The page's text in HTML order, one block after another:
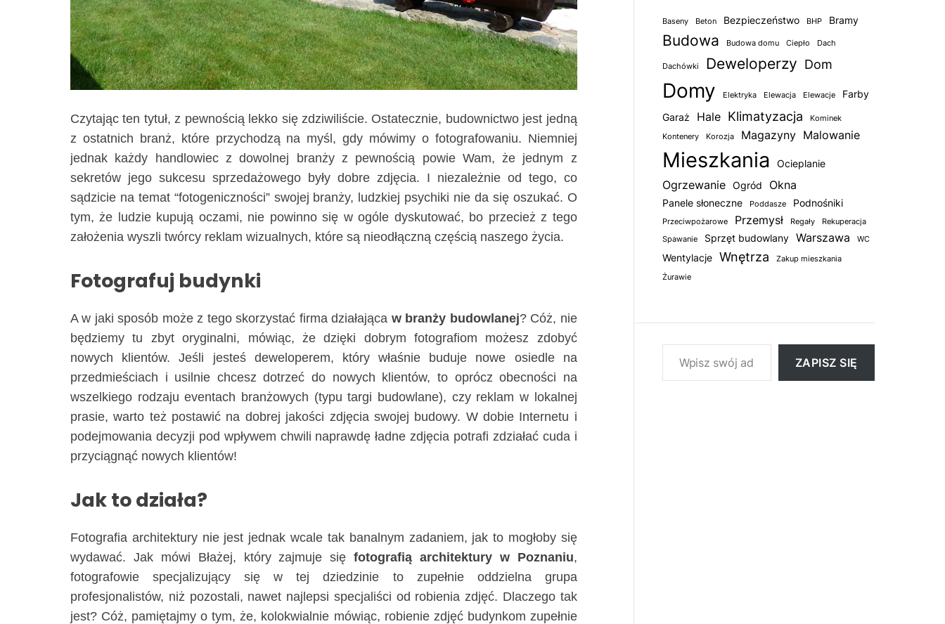
Czytając ten tytuł, z pewnością lekko się zdziwiliście. Ostatecznie, budownictwo jest jedną
z ostatnich branż, które przychodzą na myśl, gdy mówimy o fotografowaniu. Niemniej
jednak każdy handlowiec z dowolnej branży z pewnością powie Wam, że jednym z
sekretów jego sukcesu sprzedażowego były dobre zdjęcia. I niezależnie od tego, co
sądzicie na temat “fotogeniczności” swojej branży, ludzkiej psychiki nie da się oszukać. O
tym, że ludzie kupują oczami, nie powinno się w ogóle dyskutować, bo przecież z tego
założenia wyszli twórcy reklam wizualnych, które są nieodłączną częścią naszego życia.
Fotografuj budynki
A w jaki sposób może z tego skorzystać firma działająca w branży budowlanej? Cóż, nie
będziemy tu zbyt oryginalni, mówiąc, że dzięki dobrym fotografiom możesz zdobyć
nowych klientów. Jeśli jesteś deweloperem, który właśnie buduje nowe osiedle na
przedmieściach i usilnie chcesz dotrzeć do nowych klientów, to oprócz obecności na
wszelkiego rodzaju eventach branżowych (typu targi budowlane), czy reklam w lokalnej
prasie, warto też postawić na dobrej jakości zdjęcia swojej budowy. W dobie Internetu i
podejmowania decyzji pod wpływem chwili naprawdę ładne zdjęcia potrafi zdziałać cuda i
przyciągnąć nowych klientów!
Jak to działa?
Fotografia architektury nie jest jednak wcale tak banalnym zadaniem, jak to mogłoby się
wydawać. Jak mówi Błażej, który zajmuje sięfotografią architektury w Poznaniu,
fotografowie specjalizujący się w tej dziedzinie to zupełnie oddzielna grupa
profesjonalistów, niż pozostali, nawet najlepsi specjaliści od robienia zdjęć. Dlaczego tak
jest? Cóż, pamiętajmy o tym, że, kolokwialnie mówiąc, robienie zdjęć budynkom zupełnie
Baseny Beton Bezpieczeństwo BHP Bramy
Budowa Budowa domu Ciepło Dach
Dachówki Deweloperzy Dom
Domy Elektryka Elewacja Elewacje Farby
Garaż Hale Klimatyzacja
Kominek
Kontenery
Korozja Magazyny Malowanie
Mieszkania Ocieplanie
Ogrzewanie Ogród Okna
Panele słoneczne Poddasze Podnośniki
Przeciwpożarowe Przemysł Regały
Rekuperacja
Spawanie
Sprzęt budowlany Warszawa WC
Wentylacje Wnętrza
Zakup mieszkania
Żurawie
Wpisz swój adres e-mail…
ZAPISZ SIĘ